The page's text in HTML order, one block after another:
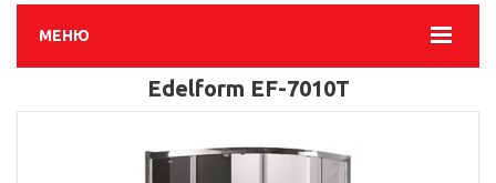
МЕНЮ
Edelform EF-7010T